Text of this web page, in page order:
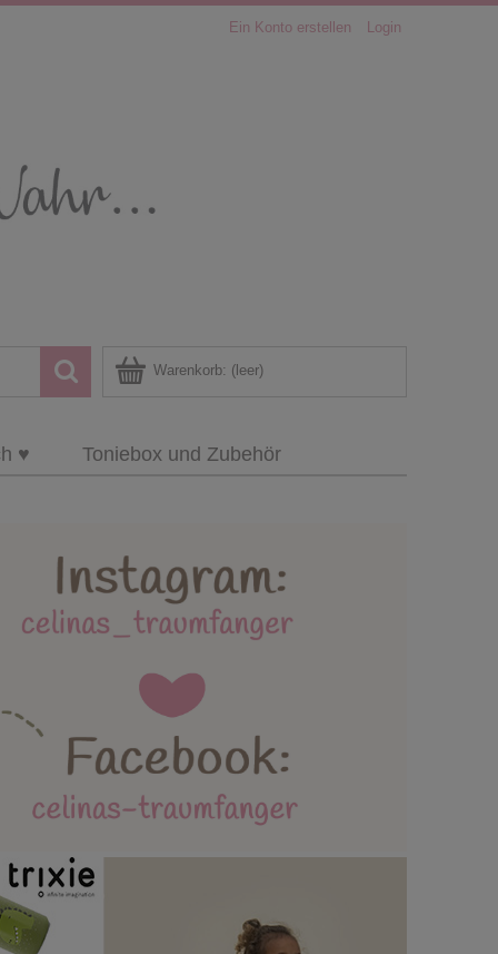
Ein Konto erstellen Login
Warenkorb: (leer)
♥ Toniebox und Zubehör